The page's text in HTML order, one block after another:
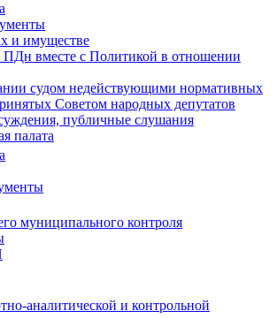
и имуществе
вместе с Политикой в отношении
судом недействующими нормативных
Советом народных депутатов
публичные слушания
палата
муниципального контроля
аналитической и контрольной